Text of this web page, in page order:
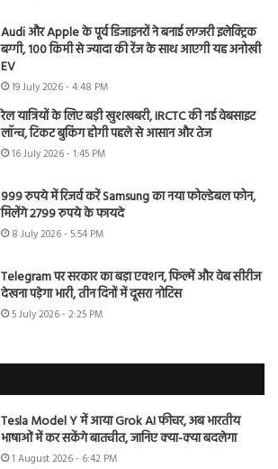
Audi और Apple के पूर्व डिजाइनरों ने बनाई लग्जरी इलेक्ट्रिक
बग्गी, 100 किमी से ज्यादा की रेंज के साथ आएगी यह अनोखी
EV
19 July 2026 - 4:48 PM
रेल यात्रियों के लिए बड़ी खुशखबरी, IRCTC की नई वेबसाइट
लॉन्च, टिकट बुकिंग होगी पहले से आसान और तेज
16 July 2026 - 1:45 PM
999 रुपये में रिजर्व करें Samsung का नया फोल्डेबल फोन,
मिलेंगे 2799 रुपये के फायदे
8 July 2026 - 5:54 PM
Telegram पर सरकार का बड़ा एक्शन, फिल्में और वेब सीरीज
देखना पड़ेगा भारी, तीन दिनों में दूसरा नोटिस
5 July 2026 - 2:25 PM
Tesla Model Y में आया Grok AI फीचर, अब भारतीय
भाषाओं में कर सकेंगे बातचीत, जानिए क्या-क्या बदलेगा
1 August 2026 - 6:42 PM